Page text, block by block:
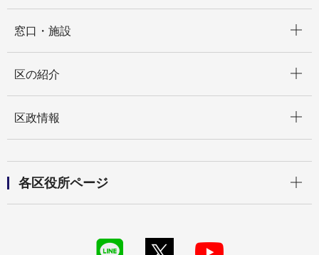
窓口・施設
区の紹介
区政情報
各区役所ページ